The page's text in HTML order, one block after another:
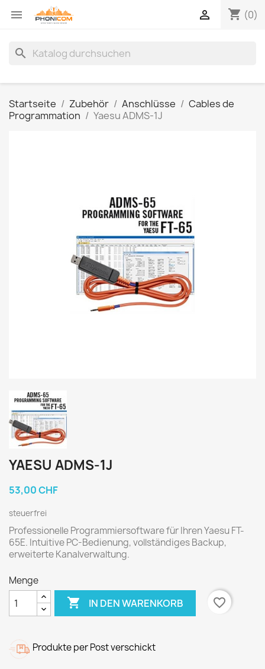
 shopping_cart (0)

search
Startseite Zubehör Anschlüsse
Cables de
Programmation
Yaesu ADMS-1J
YAESU ADMS-1J
53,00 CHF
steuerfrei
Professionelle Programmiersoftware für Ihren Yaesu FT-
65E. Intuitive PC-Bedienung, vollständiges Backup,
erweiterte Kanalverwaltung.
Menge
 IN DEN WARENKORB favorite_border
Produkte per Post verschickt